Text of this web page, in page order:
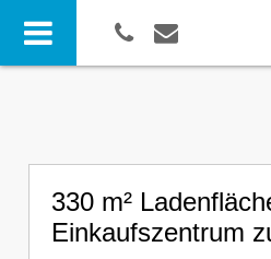
330 m²
Einkaufszentrum